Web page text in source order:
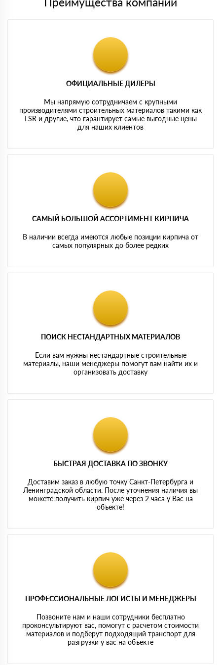
ОФИЦИАЛЬНЫЕ ДИЛЕРЫ
Мы напрямую сотрудничаем с крупными
производителями строительных материалов такими как
LSR и другие, что гарантирует самые выгодные цены
для наших клиентов
САМЫЙ БОЛЬШОЙ АССОРТИМЕНТ КИРПИЧА
В наличии всегда имеются любые позиции кирпича от
самых популярных до более редких
ПОИСК НЕСТАНДАРТНЫХ МАТЕРИАЛОВ
Если вам нужны нестандартные строительные
материалы, наши менеджеры помогут вам найти их и
организовать доставку
БЫСТРАЯ ДОСТАВКА ПО ЗВОНКУ
Доставим заказ в любую точку Санкт-Петербурга и
Ленинградской области. После уточнения наличия вы
можете получить кирпич уже через 2 часа у Вас на
объекте!
ПРОФЕССИОНАЛЬНЫЕ ЛОГИСТЫ И МЕНЕДЖЕРЫ
Позвоните нам и наши сотрудники бесплатно
проконсультируют вас, помогут с расчетом стоимости
материалов и подберут подходящий транспорт для
разгрузки у вас на объекте